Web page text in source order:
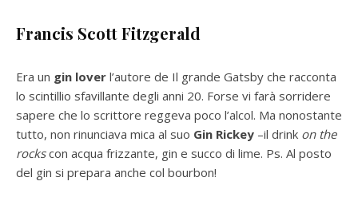
Francis Scott Fitzgerald
Era un gin lover l’autore de Il grande Gatsby che racconta
lo scintillio sfavillante degli anni 20. Forse vi farà sorridere
sapere che lo scrittore reggeva poco l’alcol. Ma nonostante
tutto, non rinunciava mica al suo Gin Rickey –il drink on the
rockscon acqua frizzante, gin e succo di lime. Ps. Al posto
del gin si prepara anche col bourbon!